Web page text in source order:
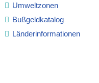
Umweltzonen
Bußgeldkatalog
Länderinformationen